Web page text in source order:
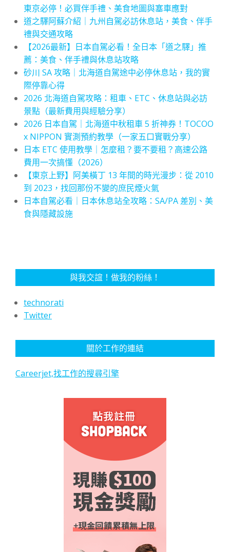
東京必停！必買伴手禮、美食地圖與塞車應對
道之驛阿蘇介紹｜九州自駕必訪休息站，美食、伴手
禮與交通攻略
【2026最新】日本自駕必看！全日本「道之驛」推
薦：美食、伴手禮與休息站攻略
砂川 SA 攻略｜北海道自駕途中必停休息站，我的實
際停靠心得
2026 北海道自駕攻略：租車、ETC、休息站與必訪
景點（最新費用與經驗分享）
2026 日本自駕｜北海道中秋租車 5 折神券！TOCOO
x NIPPON 實測預約教學（一家五口實戰分享）
日本 ETC 使用教學｜怎麼租？要不要租？高速公路
費用一次搞懂（2026）
【東京上野】阿美橫丁 13 年間的時光漫步：從 2010
到 2023，找回那份不變的庶民煙火氣
日本自駕必看｜日本休息站全攻略：SA/PA 差別、美
食與隱藏設施
與我交誼！做我的粉絲！
technorati
Twitter
關於工作的連結
Careerjet,找工作的搜尋引擎